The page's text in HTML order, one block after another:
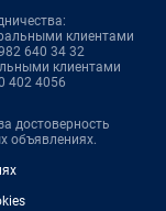
клиентами
640 34 32
клиентами
402 4056
достоверность
объявлениях.